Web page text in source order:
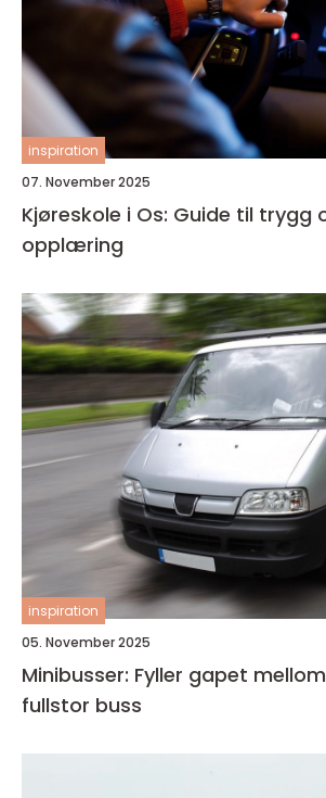
inspiration
07. November 2025
Kjøreskole i Os: Guide til trygg
opplæring
inspiration
05. November 2025
Minibusser: Fyller gapet
fullstor buss